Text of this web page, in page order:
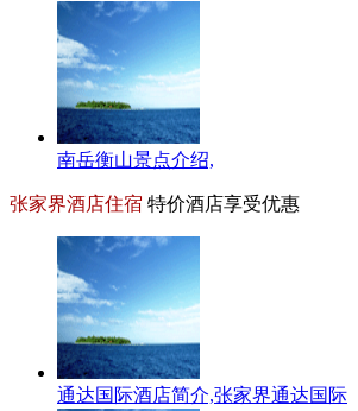
南岳衡山景点介绍,
张家界酒店住宿 特价酒店享受优惠
通达国际酒店简介,张家界通达国际